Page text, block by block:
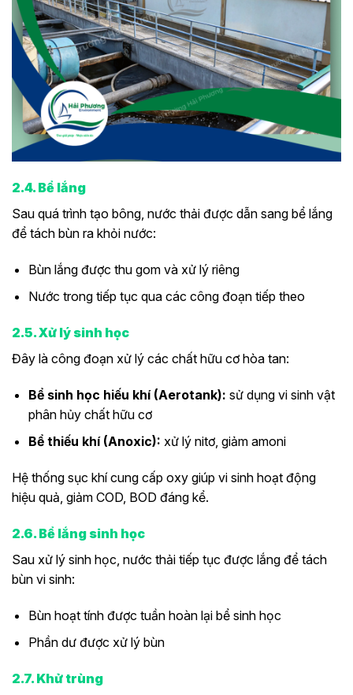
2.4. Bể lắng
Sau quá trình tạo bông, nước thải được dẫn sang bể lắng
để tách bùn ra khỏi nước:
Bùn lắng được thu gom và xử lý riêng
Nước trong tiếp tục qua các công đoạn tiếp theo
2.5. Xử lý sinh học
Đây là công đoạn xử lý các chất hữu cơ hòa tan:
Bể sinh học hiếu khí (Aerotank): sử dụng vi sinh vật
phân hủy chất hữu cơ
Bể thiếu khí (Anoxic): xử lý nitơ, giảm amoni
Hệ thống sục khí cung cấp oxy giúp vi sinh hoạt động
hiệu quả, giảm COD, BOD đáng kể.
2.6. Bể lắng sinh học
Sau xử lý sinh học, nước thải tiếp tục được lắng để tách
bùn vi sinh:
Bùn hoạt tính được tuần hoàn lại bể sinh học
Phần dư được xử lý bùn
2.7. Khử trùng